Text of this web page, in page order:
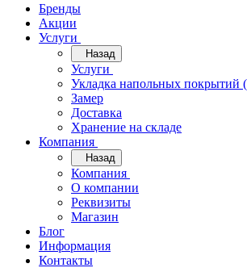
Бренды
Акции
Услуги
Назад
Услуги
Укладка напольных покрытий
Замер
Доставка
Хранение на складе
Компания
Назад
Компания
О компании
Реквизиты
Магазин
Блог
Информация
Контакты